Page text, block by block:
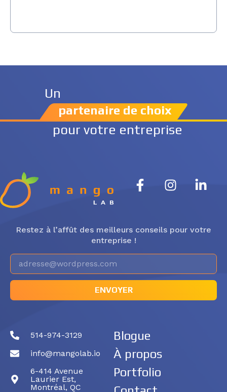
Un
partenaire de choix
pour votre entreprise
Restez à l’affût des meilleurs conseils pour votre
entreprise !
ENVOYER
514-974-3129
info@mangolab.io
6-414 Avenue
Laurier Est,
Montréal, QC
Blogue
À propos
Portfolio